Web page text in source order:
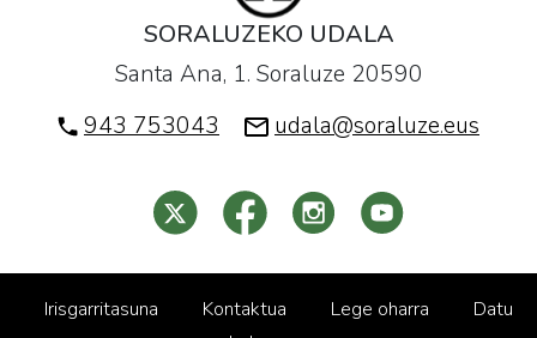
SORALUZEKO UDALA
Santa Ana, 1. Soraluze 20590
943 753043
udala@soraluze.eus
Irisgarritasuna Kontaktua Lege oharra
Datu